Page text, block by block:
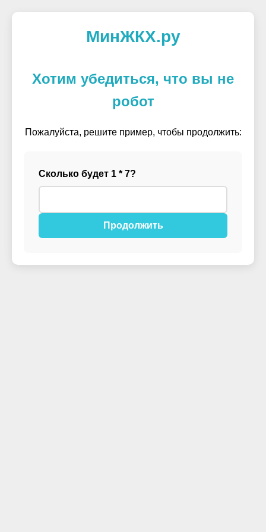
МинЖКХ.ру
Хотим убедиться, что вы не
робот
Пожалуйста, решите пример, чтобы продолжить:
Сколько будет 1 * 7?
Продолжить